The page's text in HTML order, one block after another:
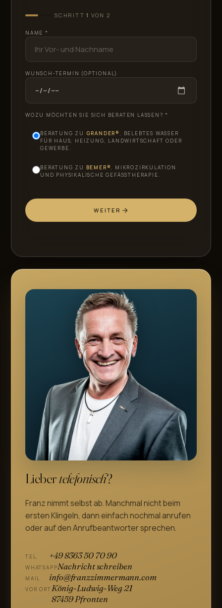
SCHRITT1 VON 2
NAME *
WUNSCH-TERMIN (OPTIONAL)
WOZU MÖCHTEN SIE SICH BERATEN LASSEN? *
BERATUNG ZU GRANDER®, BELEBTES WASSER
FÜR HAUS, HEIZUNG, LANDWIRTSCHAFT ODER
GEWERBE.
BERATUNG ZU BEMER®, MIKROZIRKULATION
UND PHYSIKALISCHE GEFÄSSTHERAPIE.
WEITER
Liebertelefonisch?
Franz nimmt selbst ab. Manchmal nicht beim
ersten Klingeln, dann einfach nochmal anrufen
oder auf den Anrufbeantworter sprechen.
TEL. +49 8363 50 70 90
WHATSAPPNachricht schreiben
MAIL info@franzzimmermann.com
VOR ORT König-Ludwig-Weg 21
87459 Pfronten